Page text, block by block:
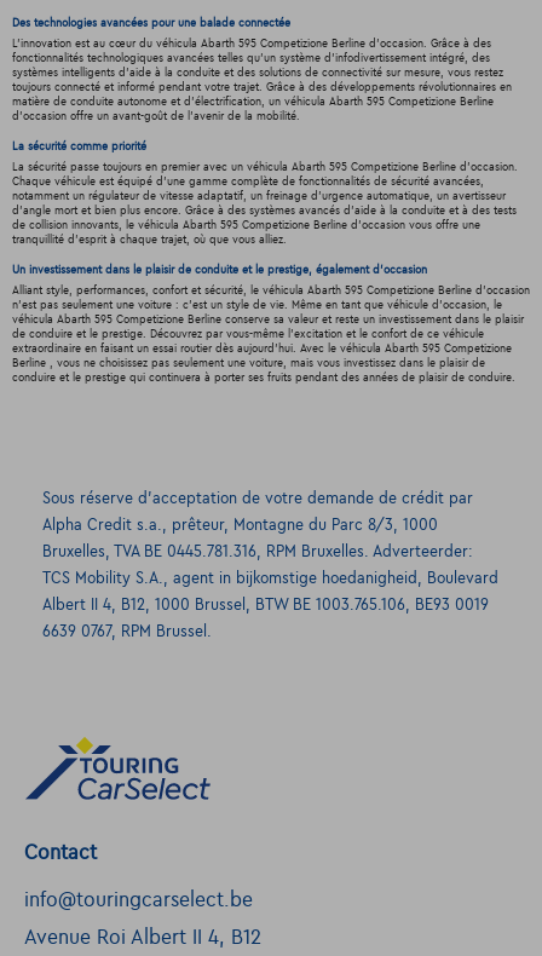
Des technologies avancées pour une balade connectée
L'innovation est au cœur du véhicula Abarth 595 Competizione Berline d'occasion. Grâce à des
fonctionnalités technologiques avancées telles qu'un système d'infodivertissement intégré, des
systèmes intelligents d'aide à la conduite et des solutions de connectivité sur mesure, vous restez
toujours connecté et informé pendant votre trajet. Grâce à des développements révolutionnaires en
matière de conduite autonome et d'électrification, un véhicula Abarth 595 Competizione Berline
d'occasion offre un avant-goût de l'avenir de la mobilité.
La sécurité comme priorité
La sécurité passe toujours en premier avec un véhicula Abarth 595 Competizione Berline d'occasion.
Chaque véhicule est équipé d'une gamme complète de fonctionnalités de sécurité avancées,
notamment un régulateur de vitesse adaptatif, un freinage d'urgence automatique, un avertisseur
d'angle mort et bien plus encore. Grâce à des systèmes avancés d'aide à la conduite et à des tests
de collision innovants, le véhicula Abarth 595 Competizione Berline d'occasion vous offre une
tranquillité d'esprit à chaque trajet, où que vous alliez.
Un investissement dans le plaisir de conduite et le prestige, également d'occasion
Alliant style, performances, confort et sécurité, le véhicula Abarth 595 Competizione Berline d'occasion
n'est pas seulement une voiture : c'est un style de vie. Même en tant que véhicule d'occasion, le
véhicula Abarth 595 Competizione Berline conserve sa valeur et reste un investissement dans le plaisir
de conduire et le prestige. Découvrez par vous-même l'excitation et le confort de ce véhicule
extraordinaire en faisant un essai routier dès aujourd'hui. Avec le véhicula Abarth 595 Competizione
Berline , vous ne choisissez pas seulement une voiture, mais vous investissez dans le plaisir de
conduire et le prestige qui continuera à porter ses fruits pendant des années de plaisir de conduire.
Sous réserve d’acceptation de votre demande de crédit par
Alpha Credit s.a., prêteur, Montagne du Parc 8/3, 1000
Bruxelles, TVA BE 0445.781.316, RPM Bruxelles. Adverteerder:
TCS Mobility S.A., agent in bijkomstige hoedanigheid, Boulevard
Albert II 4, B12, 1000 Brussel, BTW BE 1003.765.106, BE93 0019
6639 0767, RPM Brussel.
Contact
info@touringcarselect.be
Avenue Roi Albert II 4, B12